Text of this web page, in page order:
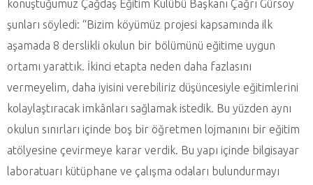
konuştuğumuz Çağdaş Eğitim Kulübü Başkanı Çağrı Gürsoy
şunları söyledi: “Bizim köyümüz projesi kapsamında ilk
aşamada 8 derslikli okulun bir bölümünü eğitime uygun
ortamı yarattık. İkinci etapta neden daha fazlasını
vermeyelim, daha iyisini verebiliriz düşüncesiyle eğitimlerini
kolaylaştıracak imkânları sağlamak istedik. Bu yüzden aynı
okulun sınırları içinde boş bir öğretmen lojmanını bir eğitim
atölyesine çevirmeye karar verdik. Bu yapı içinde bilgisayar
laboratuarı kütüphane ve çalışma odaları bulundurmayı